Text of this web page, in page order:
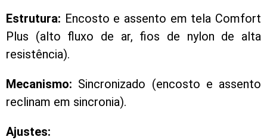
Estrutura: Encosto e assento em tela Comfort
Plus (alto fluxo de ar, fios de nylon de alta
resistência).
Mecanismo: Sincronizado (encosto e assento
reclinam em sincronia).
Ajustes: